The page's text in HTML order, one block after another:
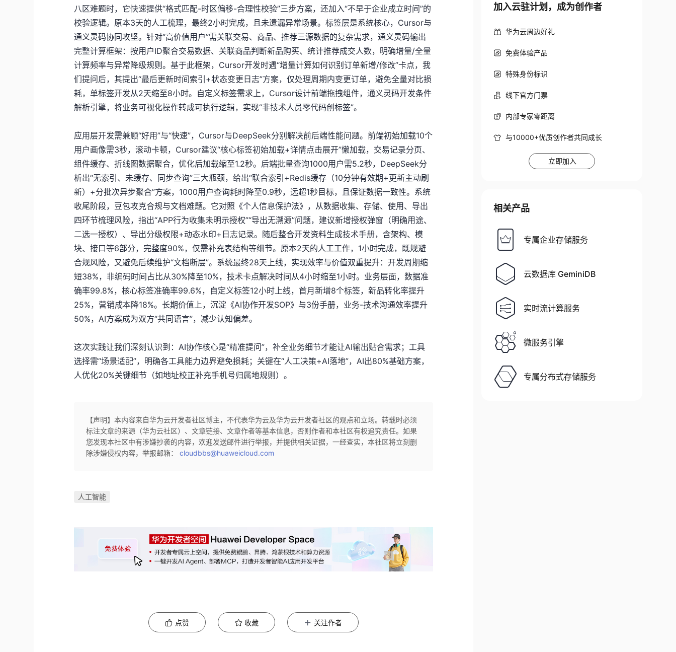
八区难题时，它快速提供“格式匹配-时区偏移-合理性校验”三步方案，还加入“不早于企业成立时间”的
校验逻辑。原本3天的人工梳理，最终2小时完成，且未遗漏异常场景。标签层是系统核心，Cursor与
通义灵码协同攻坚。针对“高价值用户”需关联交易、商品、推荐三源数据的复杂需求，通义灵码输出
完整计算框架：按用户ID聚合交易数据、关联商品判断新品购买、统计推荐成交人数，明确增量/全量
计算频率与异常降级规则。基于此框架，Cursor开发时遇“增量计算如何识别订单新增/修改”卡点，我
们提问后，其提出“最后更新时间索引+状态变更日志”方案，仅处理周期内变更订单，避免全量对比损
耗，单标签开发从2天缩至8小时。自定义标签需求上，Cursor设计前端拖拽组件，通义灵码开发条件
解析引擎，将业务可视化操作转成可执行逻辑，实现“非技术人员零代码创标签”。
应用层开发需兼顾“好用”与“快速”，Cursor与DeepSeek分别解决前后端性能问题。前端初始加载10个
用户画像需3秒，滚动卡顿，Cursor建议“核心标签初始加载+详情点击展开”懒加载，交易记录分页、
组件缓存、折线图数据聚合，优化后加载缩至1.2秒。后端批量查询1000用户需5.2秒，DeepSeek分
析出“无索引、未缓存、同步查询”三大瓶颈，给出“联合索引+Redis缓存（10分钟有效期+更新主动刷
新）+分批次异步聚合”方案，1000用户查询耗时降至0.9秒，远超1秒目标，且保证数据一致性。系统
收尾阶段，豆包攻克合规与文档难题。它对照《个人信息保护法》，从数据收集、存储、使用、导出
四环节梳理风险，指出“APP行为收集未明示授权”“导出无溯源”问题，建议新增授权弹窗（明确用途、
二选一授权）、导出分级权限+动态水印+日志记录。随后整合开发资料生成技术手册，含架构、模
块、接口等6部分，完整度90%，仅需补充表结构等细节。原本2天的人工工作，1小时完成，既规避
合规风险，又避免后续维护“文档断层”。系统最终28天上线，实现效率与价值双重提升：开发周期缩
短38%，非编码时间占比从30%降至10%，技术卡点解决时间从4小时缩至1小时。业务层面，数据准
确率99.8%，核心标签准确率99.6%，自定义标签12小时上线，首月新增8个标签，新品转化率提升
25%，营销成本降18%。长期价值上，沉淀《AI协作开发SOP》与3份手册，业务-技术沟通效率提升
50%，AI方案成为双方“共同语言”，减少认知偏差。
这次实践让我们深刻认识到：AI协作核心是“精准提问”，补全业务细节才能让AI输出贴合需求；工具
选择需“场景适配”，明确各工具能力边界避免损耗；关键在“人工决策+AI落地”，AI出80%基础方案，
人优化20%关键细节（如地址校正补充手机号归属地规则）。
【声明】本内容来自华为云开发者社区博主，不代表华为云及华为云开发者社区的观点和立场。转载时必须
标注文章的来源（华为云社区）、文章链接、文章作者等基本信息，否则作者和本社区有权追究责任。如果
您发现本社区中有涉嫌抄袭的内容，欢迎发送邮件进行举报，并提供相关证据，一经查实，本社区将立刻删
除涉嫌侵权内容，举报邮箱：cloudbbs@huaweicloud.com
人工智能
点赞 收藏 关注作者
加入云驻计划，成为创作者
华为云周边好礼
免费体验产品
特殊身份标识
线下官方门票
内部专家零距离
与10000+优质创作者共同成长
立即加入
相关产品
专属企业存储服务
云数据库 GeminiDB
实时流计算服务
微服务引擎
专属分布式存储服务